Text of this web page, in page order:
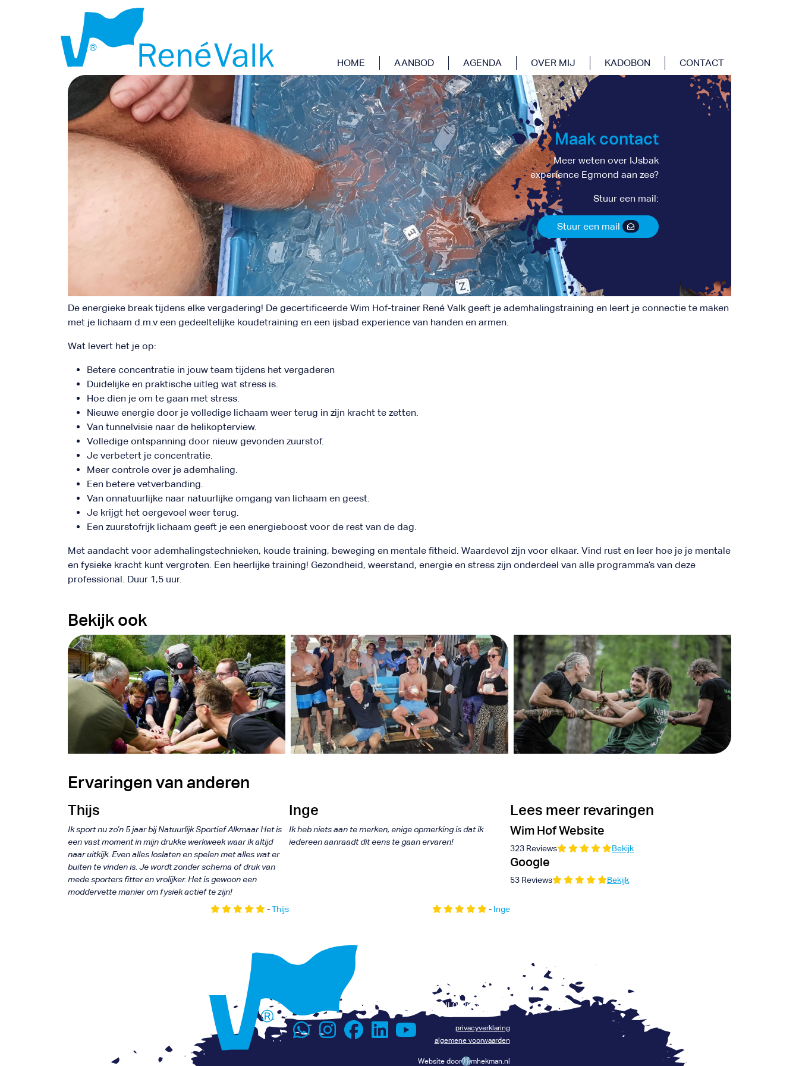
HOME AANBOD AGENDA OVER MIJ KADOBON CONTACT
IJSBAK EXPERIENCE EGMOND
AAN ZEE
Maak contact
Meer weten over IJsbak
experience Egmond aan zee?
Stuur een mail:
Stuur een mail
De energieke break tijdens elke vergadering! De gecertificeerde Wim Hof-trainer René Valk geeft je ademhalingstraining en leert je connectie te maken
met je lichaam d.m.v een gedeeltelijke koudetraining en een ijsbad experience van handen en armen.
Wat levert het je op:
Betere concentratie in jouw team tijdens het vergaderen
Duidelijke en praktische uitleg wat stress is.
Hoe dien je om te gaan met stress.
Nieuwe energie door je volledige lichaam weer terug in zijn kracht te zetten.
Van tunnelvisie naar de helikopterview.
Volledige ontspanning door nieuw gevonden zuurstof.
Je verbetert je concentratie.
Meer controle over je ademhaling.
Een betere vetverbanding.
Van onnatuurlijke naar natuurlijke omgang van lichaam en geest.
Je krijgt het oergevoel weer terug.
Een zuurstofrijk lichaam geeft je een energieboost voor de rest van de dag.
Met aandacht voor ademhalingstechnieken, koude training, beweging en mentale fitheid. Waardevol zijn voor elkaar. Vind rust en leer hoe je je mentale
en fysieke kracht kunt vergroten. Een heerlijke training! Gezondheid, weerstand, energie en stress zijn onderdeel van alle programma’s van deze
professional. Duur 1,5 uur.
Bekijk ook
Wim Hof
Groepstraining
NatuurlijkSportief
Ervaringen van anderen
Thijs
Ik sport nu zo’n 5 jaar bij Natuurlijk Sportief Alkmaar Het is
een vast moment in mijn drukke werkweek waar ik altijd
naar uitkijk. Even alles loslaten en spelen met alles wat er
buiten te vinden is. Je wordt zonder schema of druk van
mede sporters fitter en vrolijker. Het is gewoon een
moddervette manier om fysiek actief te zijn!
-Thijs
Inge
Ik heb niets aan te merken, enige opmerking is dat ik
iedereen aanraadt dit eens te gaan ervaren!
- Inge
Lees meer revaringen
Wim Hof Website
323 Reviews Bekijk
Google
53 Reviews Bekijk
+31 6 116 075 96
info@renevalk.com
Lees het verhaal van René
KVK: 74539035
BTW: NL002069134B24
privacyverklaring
algemene voorwaarden
Website door mhekman.nl